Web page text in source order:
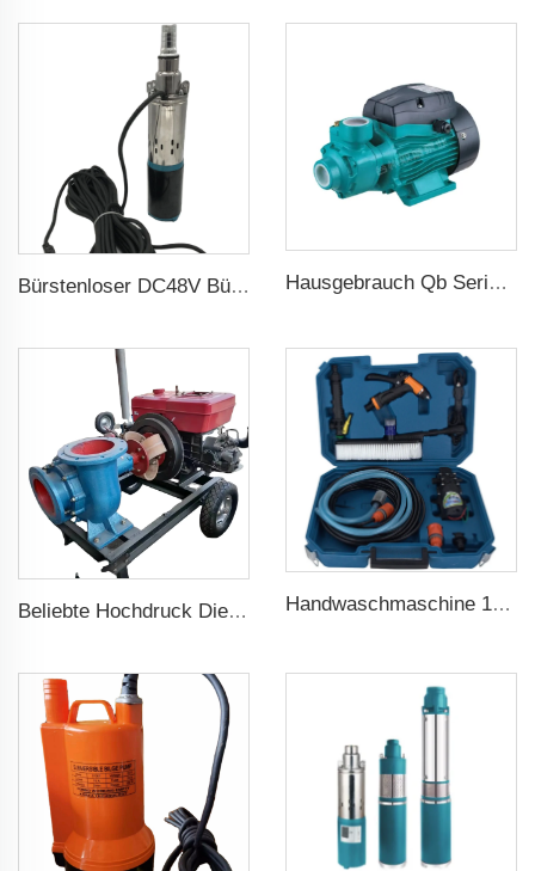
Bürstenloser DC48V Bürstenloser 75m Kopf Tauchbare Solar Schraubenwasserpumpe für landwirtschaftliche Bewässerung Hausgebrauch Qb Serie Randpumpe 0.37kw 0.5ps Qb60 Elektrische Wirbelpumpe Preis
Beliebte Hochdruck Dieselwasser Zentrifugalpumpe für landwirtschaftliche Bewässerung Handwaschmaschine 12V tragbar Hochdruck Autowaschmaschinenpumpe